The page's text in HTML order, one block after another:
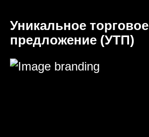
Уникальное торговое
предложение (УТП)